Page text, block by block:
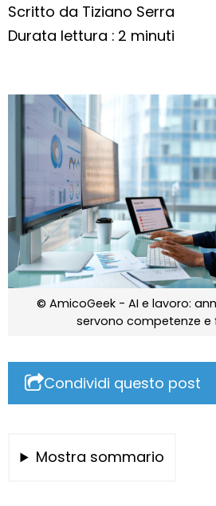
Scritto da Tiziano Serra
Durata lettura : 2 minuti
© AmicoGeek - AI e lavoro:
servono competenze e
Condividi questo post
Mostra sommario